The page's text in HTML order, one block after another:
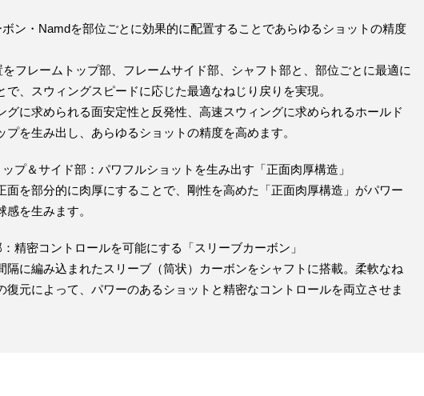
ン・Namdを部位ごとに効果的に配置することであらゆるショットの精度
をフレームトップ部、フレームサイド部、シャフト部と、部位ごとに最適に
で、スウィングスピードに応じた最適なねじり戻りを実現。
グに求められる面安定性と反発性、高速スウィングに求められるホールド
プを生み出し、あらゆるショットの精度を高めます。
プ＆サイド部：パワフルショットを生み出す「正面肉厚構造」
面を部分的に肉厚にすることで、剛性を高めた「正面肉厚構造」がパワー
感を生みます。
精密コントロールを可能にする「スリーブカーボン」
隔に編み込まれたスリーブ（筒状）カーボンをシャフトに搭載。柔軟なね
復元によって、パワーのあるショットと精密なコントロールを両立させま